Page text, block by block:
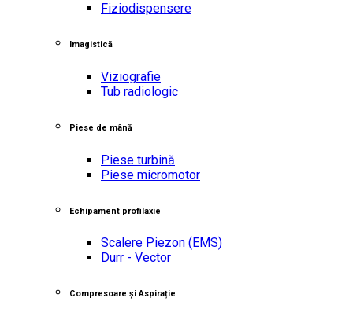
Fiziodispensere
Imagistică
Viziografie
Tub radiologic
Piese de mână
Piese turbină
Piese micromotor
Echipament profilaxie
Scalere Piezon (EMS)
Durr - Vector
Compresoare și Aspirație